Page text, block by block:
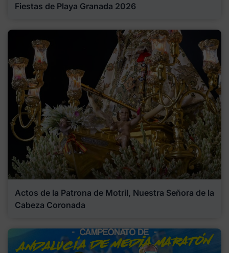
Fiestas de Playa Granada 2026
Actos de la Patrona de Motril, Nuestra Señora de la
Cabeza Coronada